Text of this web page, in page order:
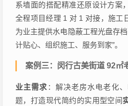
系墙面的搭配精准还原设计方案
全程项目经理 1 对 1 对接，施工
为业主提供水电隐蔽工程光盘存
计贴心、组织施工、服务到家”。
案例三：闵行古美街道 92㎡
业主需求 ：解决老房水电老化
题，打造现代简约的实用型空间